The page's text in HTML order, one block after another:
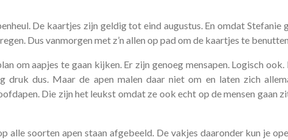
De kaartjes zijn geldig tot eind augustus. En omdat Stefanie
Dus vanmorgen met z’n allen op pad om de kaartjes te
om aapjes te gaan kijken. Er zijn genoeg mensapen. Logisch
druk dus. Maar de apen malen daar niet om en laten zich
Die zijn het leukst omdat ze ook echt op de mensen gaan
alle soorten apen staan afgebeeld. De vakjes daaronder kun je